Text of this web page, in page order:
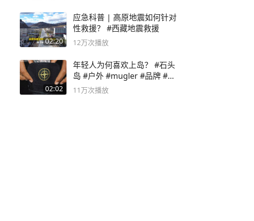
02:20
应急科普 | 高原地震如何针对
性救援？ #西藏地震救援
12万次播放
02:02
年轻人为何喜欢上岛？ #石头
岛 #户外 #mugler #品牌 #足
球流氓
11万次播放